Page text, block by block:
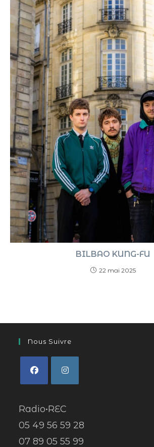
BILBAO KUNG-FU
22 mai 2025
Nous Suivre
Radio•REC
05 49 56 59 28
07 89 05 55 99